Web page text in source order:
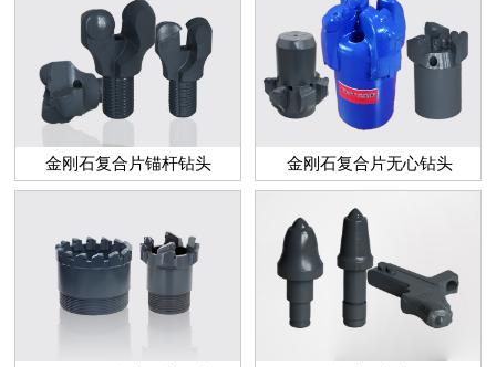
金刚石复合片锚杆钻头 金刚石复合片无心钻头